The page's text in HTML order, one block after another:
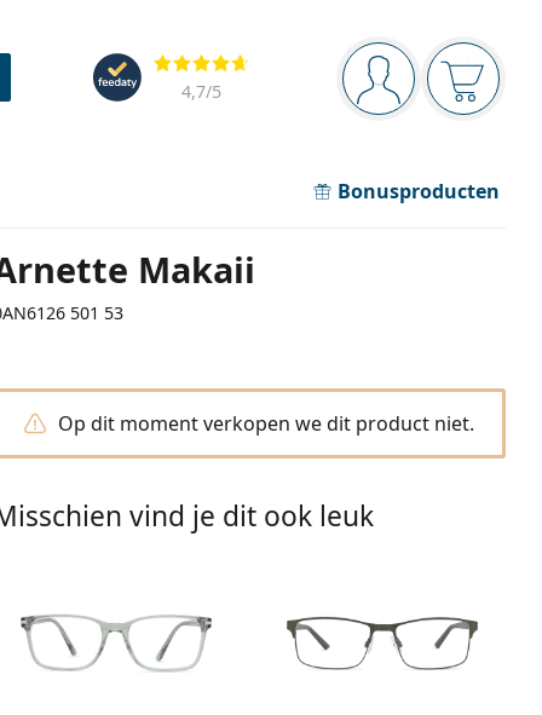
Navigatie
Je bent ingelogd
Jouw
Beoordelingen
4,7/5
Bonusproducten
Makaii
501 53
Op dit moment verkopen we dit product niet.
vind je dit ook leuk